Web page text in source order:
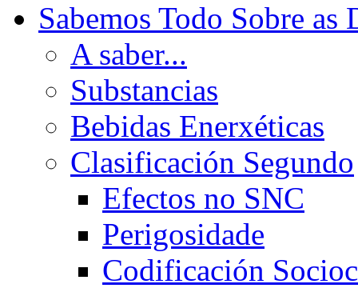
Sabemos Todo Sobre as
A saber...
Substancias
Bebidas Enerxéticas
Clasificación Segundo
Efectos no SNC
Perigosidade
Codificación